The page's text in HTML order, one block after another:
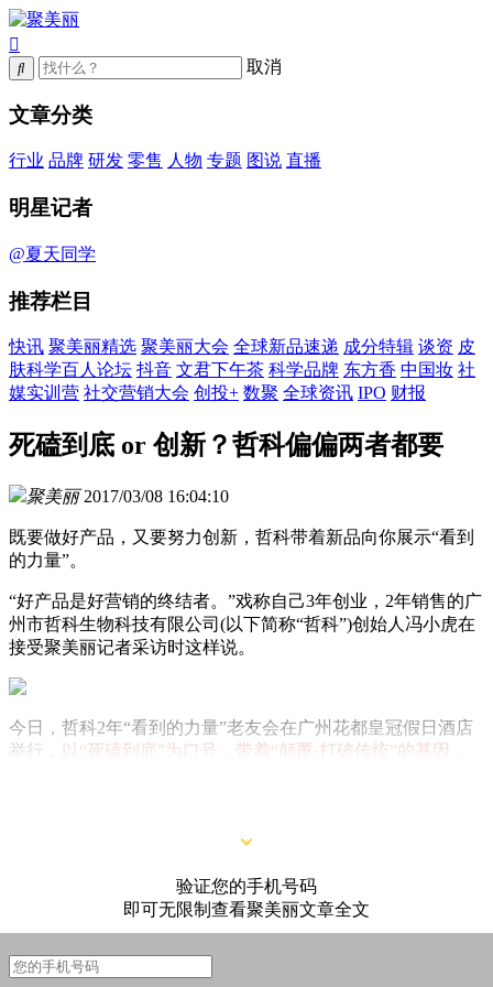
取消
文章分类
行业 品牌 研发 零售 人物 专题 图说 直播
明星记者
@夏天同学
推荐栏目
快讯 聚美丽精选 聚美丽大会 全球新品速递 成分特辑 谈资 皮
肤科学百人论坛 抖音 文君下午茶 科学品牌 东方香 中国妆 社
媒实训营 社交营销大会 创投+ 数聚 全球资讯 IPO 财报
死磕到底 or 创新？哲科偏偏两者都要
聚美丽 2017/03/08 16:04:10
既要做好产品，又要努力创新，哲科带着新品向你展示“看到
的力量”。
“好产品是好营销的终结者。”戏称自己3年创业，2年销售的广
州市哲科生物科技有限公司(以下简称“哲科”)创始人冯小虎在
接受聚美丽记者采访时这样说。
今日，哲科2年“看到的力量”老友会在广州花都皇冠假日酒店
举行，
以“死磕到底”为口号，带着“颠覆·打破传统”的基因，
验证您的手机号码
即可无限制查看聚美丽文章全文